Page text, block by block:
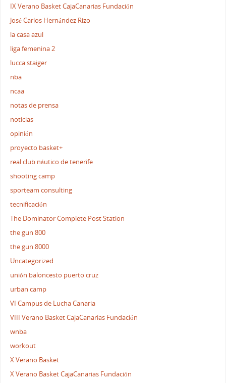
IX Verano Basket CajaCanarias Fundación
José Carlos Hernández Rizo
la casa azul
liga femenina 2
lucca staiger
nba
ncaa
notas de prensa
noticias
opinión
proyecto basket+
real club náutico de tenerife
shooting camp
sporteam consulting
tecnificación
The Dominator Complete Post Station
the gun 800
the gun 8000
Uncategorized
unión baloncesto puerto cruz
urban camp
VI Campus de Lucha Canaria
VIII Verano Basket CajaCanarias Fundación
wnba
workout
X Verano Basket
X Verano Basket CajaCanarias Fundación